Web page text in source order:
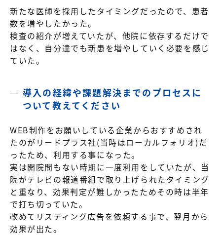
新たな医師を採用したタイミングだったので、患者
数を増やしたかった。
検査の紹介が増えていたが、 他院に依存するだけで
はなく、自分達でも新患を増やしていく必要を感じ
ていた。
導入の経緯や課題解決までのプロセスに
ついて教えてください
WEB制作をお願いしている企業からおすすめされ
たのがリードプラス社(当時はローカルフォリオ)だ
ったため、利用する事になった。
実は開院間もない時期に一度利用をしていたが、当
院がテレビの報道番組で取り上げられたタイミング
と重なり、効果判定が難しかったためその時は半年
で打ち切っていた。
改めてリスティング広告を依頼する事で、翌月から
効果が出た。